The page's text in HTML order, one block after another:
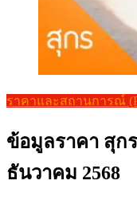
ราคาและสถานการณ์
ข้อมูลราคา สุก
ธันวาคม 2568